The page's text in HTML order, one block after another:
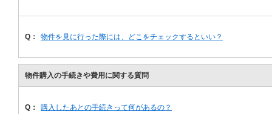
Q： 物件を見に行った際には、どこをチェックするといい？
物件購入の手続きや費用に関する質問
Q： 購入したあとの手続きって何があるの？